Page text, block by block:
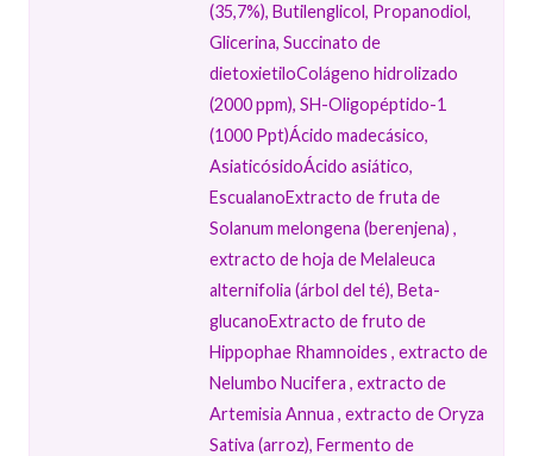
(35,7%), Butilenglicol, Propanodiol,
Glicerina, Succinato de
dietoxietiloColágeno hidrolizado
(2000 ppm), SH-Oligopéptido-1
(1000 Ppt)Ácido madecásico,
AsiaticósidoÁcido asiático,
EscualanoExtracto de fruta de
Solanum melongena (berenjena) ,
extracto de hoja de Melaleuca
alternifolia (árbol del té), Beta-
glucanoExtracto de fruto de
Hippophae Rhamnoides , extracto de
Nelumbo Nucifera , extracto de
Artemisia Annua , extracto de Oryza
Sativa (arroz), Fermento de